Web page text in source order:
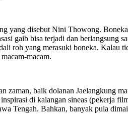
yang disebut Nini Thowong.
gaib bisa terjadi dan
roh yang merasuki boneka.
macam.
zaman, baik dolanan Jaelangkung
di kalangan sineas (pekerja
Tengah. Bahkan, banyak pula